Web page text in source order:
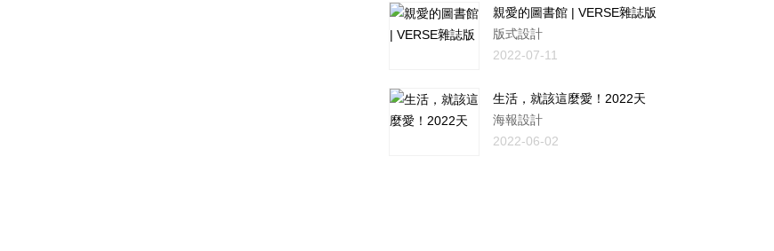
親愛的圖書館 | VERSE雜誌版
版式設計
2022-07-11
生活，就該這麼愛！2022天
海報設計
2022-06-02